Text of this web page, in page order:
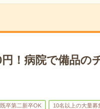
！病院で備品の
既卒第二新卒OK 10名以上の大量募